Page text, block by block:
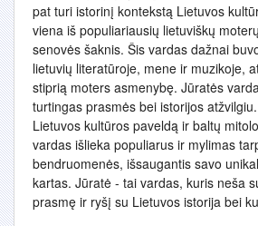
pat turi istorinį kontekstą Lietuvos
viena iš populiariausių lietuviškų
senovės šaknis. Šis vardas dažnai
lietuvių literatūroje, mene ir muzikoje,
stiprią moters asmenybę. Jūratės
turtingas prasmės bei istorijos
Lietuvos kultūros paveldą ir baltų
vardas išlieka populiarus ir mylimas
bendruomenės, išsaugantis savo
kartas. Jūratė - tai vardas, kuris neša
prasmę ir ryšį su Lietuvos istorija bei